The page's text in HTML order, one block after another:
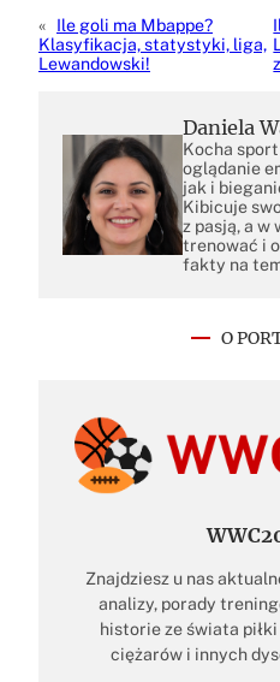
«
Ile goli ma Mbappe?
Klasyfikacja, statystyki, liga,
Lewandowski!
Daniela
Kocha
oglądanie
jak i
Kibicuje
z pasją, a w
trenować i
fakty na
O
Znajdziesz u nas
analizy, porady
historie ze świata
ciężarów i innych